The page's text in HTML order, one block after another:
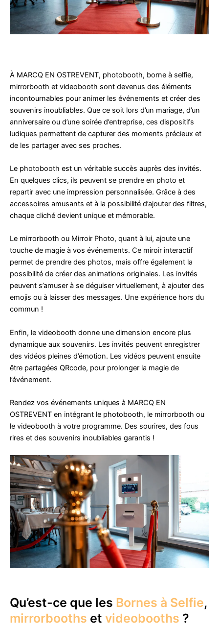
À MARCQ EN OSTREVENT, photobooth, borne à selfie,
mirrorbooth et videobooth sont devenus des éléments
incontournables pour animer les événements et créer des
souvenirs inoubliables. Que ce soit lors d’un mariage, d’un
anniversaire ou d’une soirée d’entreprise, ces dispositifs
ludiques permettent de capturer des moments précieux et
de les partager avec ses proches.
Le photobooth est un véritable succès auprès des invités.
En quelques clics, ils peuvent se prendre en photo et
repartir avec une impression personnalisée. Grâce à des
accessoires amusants et à la possibilité d’ajouter des filtres,
chaque cliché devient unique et mémorable.
Le mirrorbooth ou Mirroir Photo, quant à lui, ajoute une
touche de magie à vos événements. Ce miroir interactif
permet de prendre des photos, mais offre également la
possibilité de créer des animations originales. Les invités
peuvent s’amuser à se déguiser virtuellement, à ajouter des
emojis ou à laisser des messages. Une expérience hors du
commun !
Enfin, le videobooth donne une dimension encore plus
dynamique aux souvenirs. Les invités peuvent enregistrer
des vidéos pleines d’émotion. Les vidéos peuvent ensuite
être partagées QRcode, pour prolonger la magie de
l’événement.
Rendez vos événements uniques à MARCQ EN
OSTREVENT en intégrant le photobooth, le mirrorbooth ou
le videobooth à votre programme. Des sourires, des fous
rires et des souvenirs inoubliables garantis !
Qu’est-ce que les Bornes à Selfie,
mirrorbooths et videobooths ?